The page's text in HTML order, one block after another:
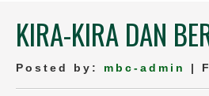
KIRA-KIRA DAN
Posted by: mbc-admin |